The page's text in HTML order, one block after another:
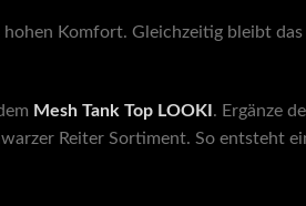
Komfort. Gleichzeitig bleibt das
Mesh Tank Top LOOKI . Ergänze
Reiter Sortiment. So entsteht